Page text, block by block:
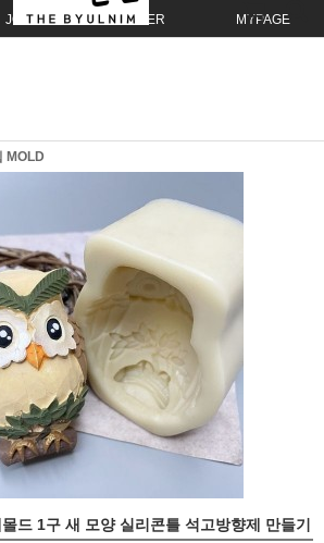
JOIN ORDER MYPAGE
MOLD
드 1구 새 모양 실리콘틀 석고방향제 만들기